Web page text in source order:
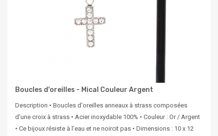
Boucles d'oreilles - Mical Couleur Argent
Description • Boucles d'oreilles anneaux à strass composées
d'une croix à strass • Acier inoxydable 100% • Couleur : Or / Argent
• Ce bijoux résiste à l’eau et ne noircit pas • Dimensions : 10 x 12